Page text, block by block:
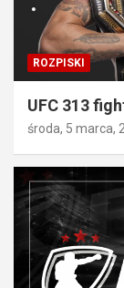
ROZPISKI
UFC 313
środa, 5 marca,